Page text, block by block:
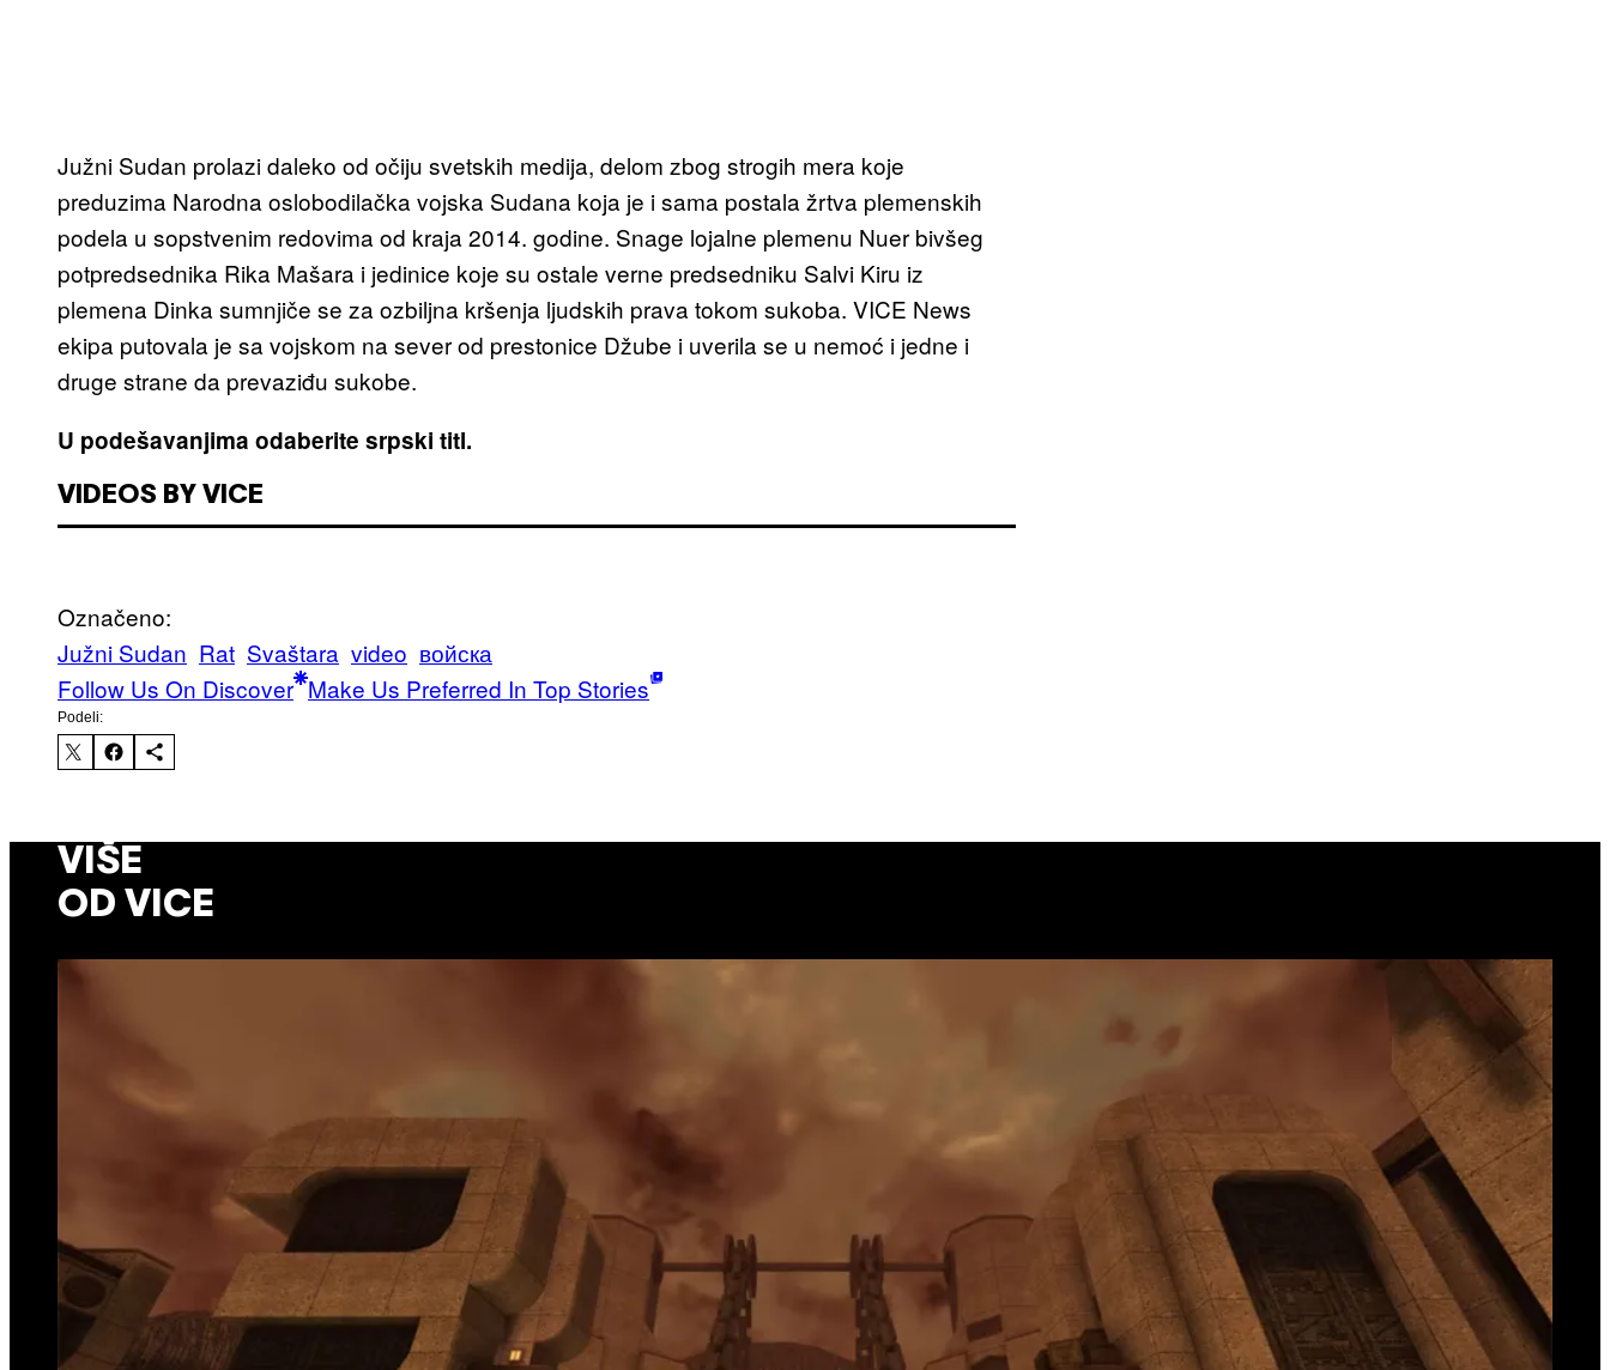
Južni Sudan prolazi daleko od očiju svetskih medija, delom zbog strogih mera koje
preduzima Narodna oslobodilačka vojska Sudana koja je i sama postala žrtva plemenskih
podela u sopstvenim redovima od kraja 2014. godine. Snage lojalne plemenu Nuer bivšeg
potpredsednika Rika Mašara i jedinice koje su ostale verne predsedniku Salvi Kiru iz
plemena Dinka sumnjiče se za ozbiljna kršenja ljudskih prava tokom sukoba. VICE News
ekipa putovala je sa vojskom na sever od prestonice Džube i uverila se u nemoć i jedne i
druge strane da prevaziđu sukobe.
U podešavanjima odaberite srpski titl.
VIDEOS BY VICE
Označeno:
Južni Sudan Rat Svaštara video войска
Follow Us On Discover Make Us Preferred In Top Stories
Podeli:
VIŠE
OD VICE